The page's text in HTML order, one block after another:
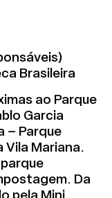
Brasileira
ao Parque
Garcia
– Parque
Mariana.
Da
pela Mini